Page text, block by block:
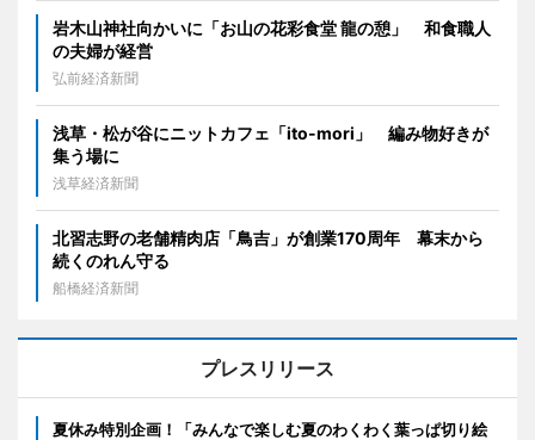
岩木山神社向かいに「お山の花彩食堂 龍の憩」 和食職人
の夫婦が経営
弘前経済新聞
浅草・松が谷にニットカフェ「ito-mori」 編み物好きが
集う場に
浅草経済新聞
北習志野の老舗精肉店「鳥吉」が創業170周年 幕末から
続くのれん守る
船橋経済新聞
プレスリリース
夏休み特別企画！「みんなで楽しむ夏のわくわく葉っぱ切り絵